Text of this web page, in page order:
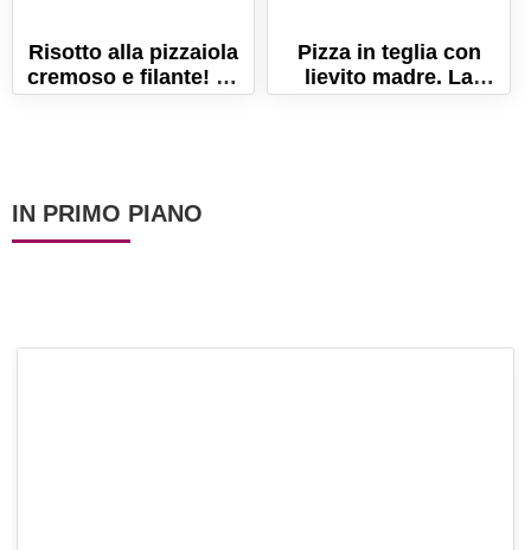
Risotto alla pizzaiola
cremoso e filante! La
ricetta facile e veloce!
Pizza in teglia con
lievito madre. La
ricetta per una pizza
IN PRIMO PIANO